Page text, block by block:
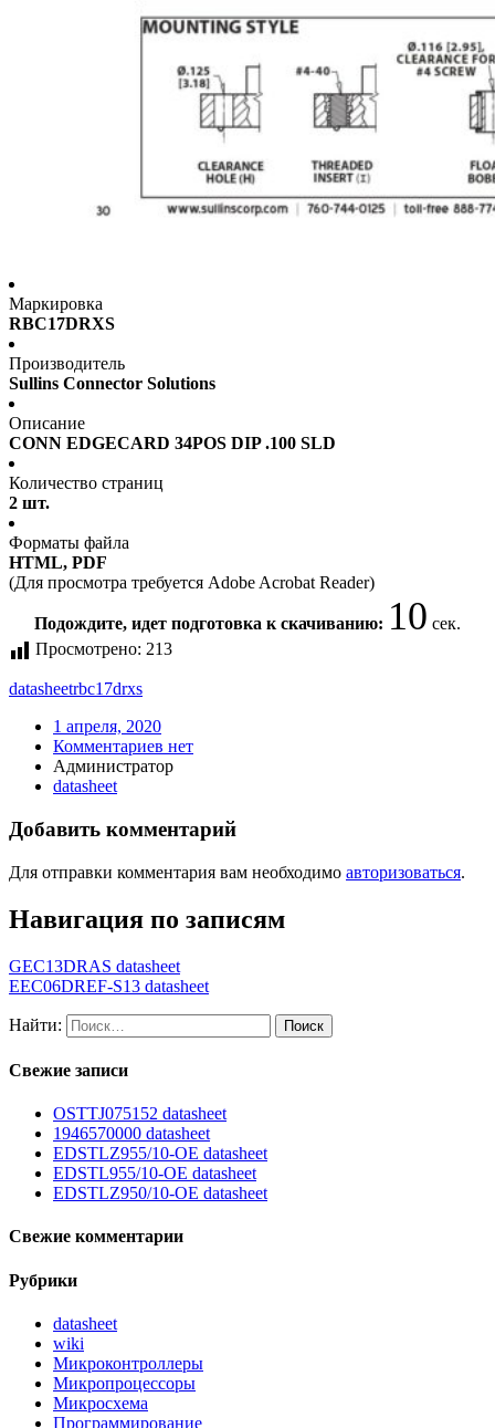
Маркировка
RBC17DRXS
Производитель
Sullins Connector Solutions
Описание
CONN EDGECARD 34POS DIP .100 SLD
Количество страниц
2 шт.
Форматы файла
HTML, PDF
(Для просмотра требуется Adobe Acrobat Reader)
Подождите, идет подготовка к скачиванию: 10 сек.
Просмотрено: 213
datasheetrbc17drxs
1 апреля, 2020
Комментариев нет
Администратор
datasheet
Добавить комментарий
Для отправки комментария вам необходимо авторизоваться.
Навигация по записям
GEC13DRAS datasheet
EEC06DREF-S13 datasheet
Найти:
Свежие записи
OSTTJ075152 datasheet
1946570000 datasheet
EDSTLZ955/10-OE datasheet
EDSTL955/10-OE datasheet
EDSTLZ950/10-OE datasheet
Свежие комментарии
Рубрики
datasheet
wiki
Микроконтроллеры
Микропроцессоры
Микросхема
Программирование